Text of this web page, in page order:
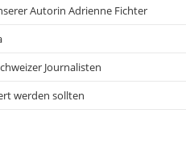
Autorin Adrienne Fichter
Journalisten
werden sollten